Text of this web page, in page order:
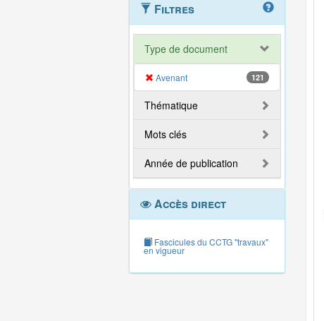
Filtres
Type de document
Avenant 121
Thématique
Mots clés
Année de publication
Accès direct
Fascicules du CCTG "travaux"
en vigueur